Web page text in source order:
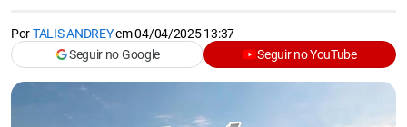
PorTALIS ANDREYem04/04/2025 13:37
Seguir no Google
Seguir no YouTube